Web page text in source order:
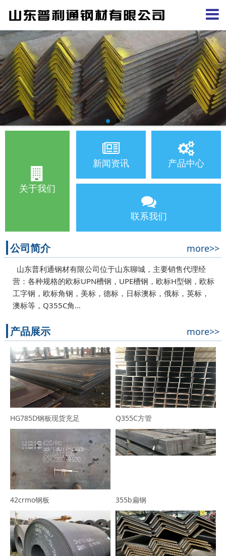
关于我们
新闻资讯 产品中心
联系我们
公司简介 more>>
山东普利通钢材有限公司位于山东聊城，主要销售代理经
营：各种规格的欧标UPN槽钢，UPE槽钢，欧标H型钢，欧标
工字钢，欧标角钢，美标，德标，日标澳标，俄标，英标，
澳标等，Q355C角…
产品展示 more>>
HG785D钢板现货充足 Q355C方管
42crmo钢板 355b扁钢